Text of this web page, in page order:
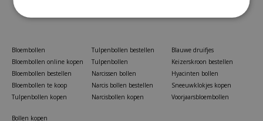
Bloembollen
Bloembollen online kopen
Bloembollen bestellen
Bloembollen te koop
Tulpenbollen kopen
Tulpenbollen bestellen
Tulpenbollen
Narcissen bollen
Narcis bollen bestellen
Narcisbollen kopen
Blauwe druifjes
Keizerskroon bestellen
Hyacinten bollen
Sneeuwklokjes kopen
Voorjaarsbloembollen
Bollen kopen